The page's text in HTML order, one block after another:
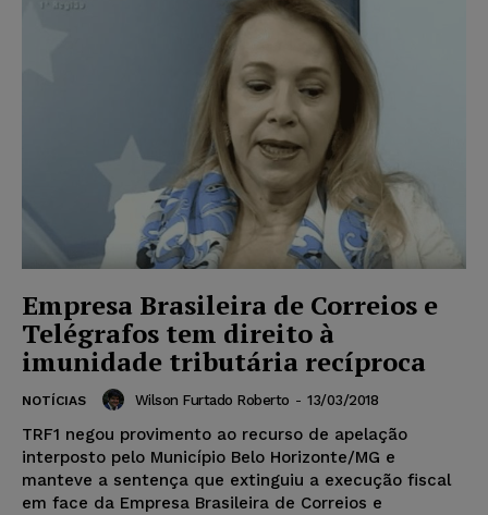
Empresa Brasileira de Correios e
Telégrafos tem direito à
imunidade tributária recíproca
NOTÍCIAS Wilson Furtado Roberto - 13/03/2018
TRF1 negou provimento ao recurso de apelação
interposto pelo Município Belo Horizonte/MG e
manteve a sentença que extinguiu a execução fiscal
em face da Empresa Brasileira de Correios e